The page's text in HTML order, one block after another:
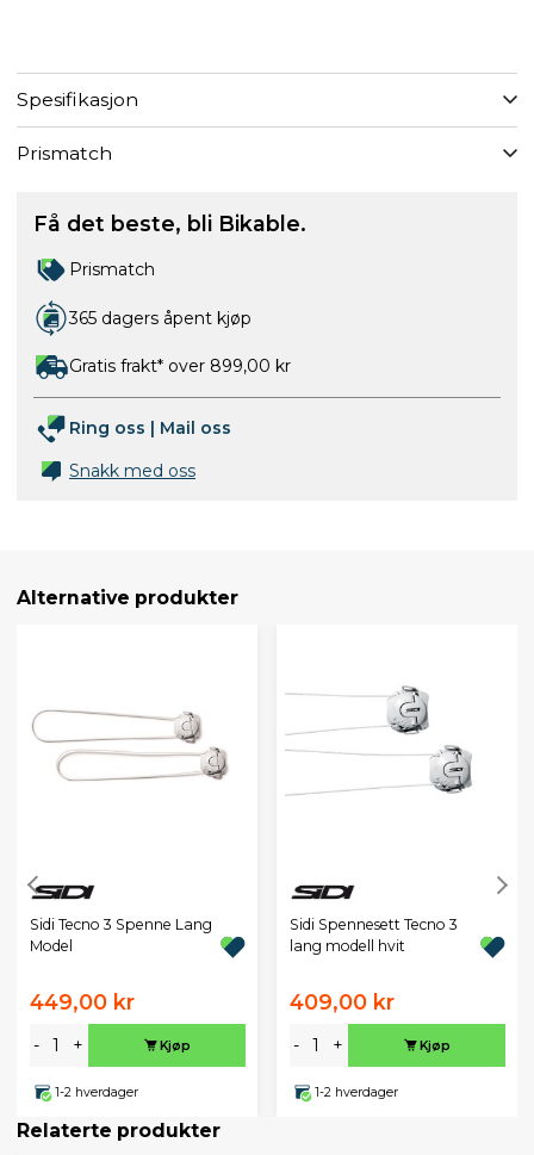
Spesifikasjon
Prismatch
Få det beste, bli Bikable.
Prismatch
365 dagers åpent kjøp
Gratis frakt* over 899,00 kr
Ring oss | Mail oss
Snakk med oss
Alternative produkter
Sidi Tecno 3 Spenne Lang
Model
449,00 kr
- + Kjøp
1-2 hverdager
Sidi Spennesett Tecno 3
lang modell hvit
409,00 kr
- + Kjøp
1-2 hverdager
Relaterte produkter